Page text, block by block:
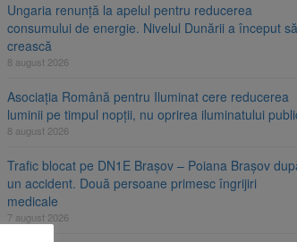
Ungaria renunță la apelul pentru reducerea
consumului de energie. Nivelul Dunării a început să
crească
8 august 2026
Asociația Română pentru Iluminat cere reducerea
luminii pe timpul nopții, nu oprirea iluminatului
8 august 2026
Trafic blocat pe DN1E Brașov – Poiana Brașov
un accident. Două persoane primesc îngrijiri
medicale
7 august 2026